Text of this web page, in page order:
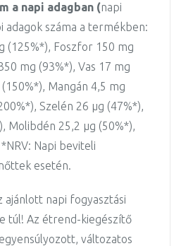
a napi adagban (napi
adagok száma a termékben:
(125%*), Foszfor 150 mg
mg (93%*), Vas 17 mg
Mangán 4,5 mg
Szelén 26 µg (47%*),
Molibdén 25,2 µg (50%*),
Napi beviteli
esetén.
ajánlott napi fogyasztási
túl! Az étrend-kiegészítő
változatos